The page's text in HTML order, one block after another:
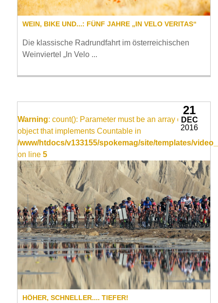
WEIN, BIKE UND...: FÜNF JAHRE „IN VELO VERITAS“
Die klassische Radrundfahrt im österreichischen
Weinviertel „In Velo ...
Warning: count(): Parameter must be an array or an
object that implements Countable in
/www/htdocs/v133155/spokemag/site/templates/
on line 5
HÖHER, SCHNELLER.... TIEFER!
21
DEC
2016